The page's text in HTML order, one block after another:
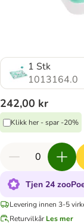
1 Stk
1013164.0
242,00 kr
Klikk her - spar -20%
Tjen 24
Levering innen 3-5
Returvilkår Les mer